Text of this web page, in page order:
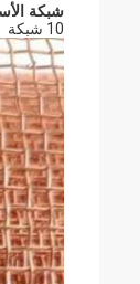
شبكة
10 شبكة